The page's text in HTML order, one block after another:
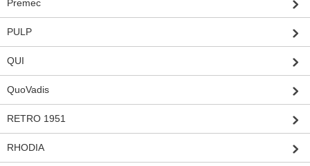
Premec
PULP
QUI
QuoVadis
RETRO 1951
RHODIA